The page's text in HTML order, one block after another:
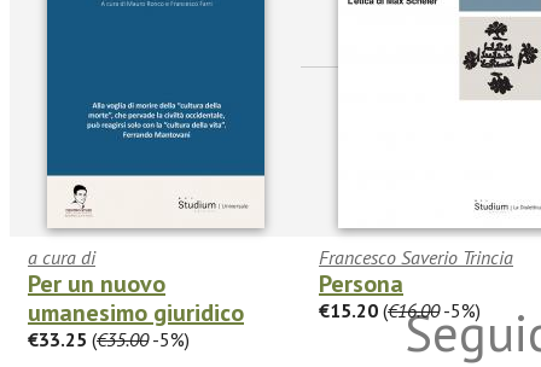
a cura di
Per un nuovo
umanesimo giuridico
€33.25 (€35.00-5%)
Francesco Saverio Trincia
Persona
€15.20 (€16.00-5%)
sulle